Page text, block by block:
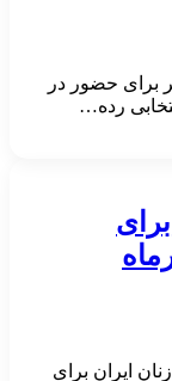
برای حضور در
ایران برای